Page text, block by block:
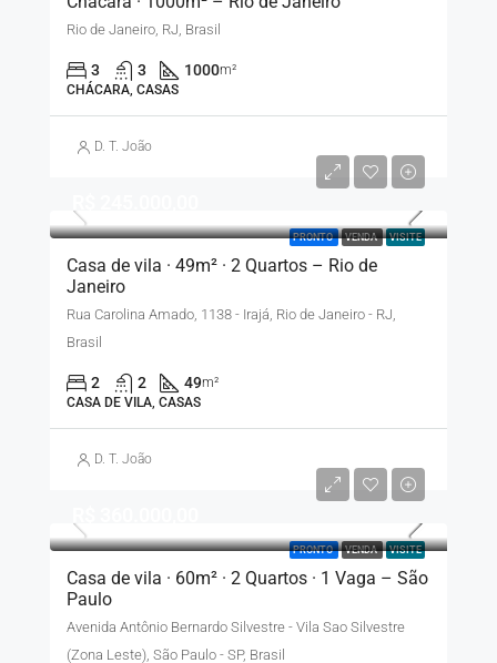
Rio de Janeiro, RJ, Brasil
3 3 1000m²
CHÁCARA, CASAS
D. T. João
PRONTO VENDA VISITE
Casa de vila · 49m² · 2 Quartos – Rio de
Janeiro
Rua Carolina Amado, 1138 - Irajá, Rio de Janeiro - RJ,
Brasil
2 2 49m²
CASA DE VILA, CASAS
D. T. João
PRONTO VENDA VISITE
Casa de vila · 60m² · 2 Quartos · 1 Vaga – São
Paulo
Avenida Antônio Bernardo Silvestre - Vila Sao Silvestre
(Zona Leste), São Paulo - SP, Brasil